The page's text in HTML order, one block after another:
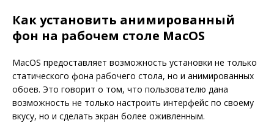
Как установить анимированный
фон на рабочем столе MacOS
MacOS предоставляет возможность установки не только
статического фона рабочего стола, но и анимированных
обоев. Это говорит о том, что пользователю дана
возможность не только настроить интерфейс по своему
вкусу, но и сделать экран более оживленным.